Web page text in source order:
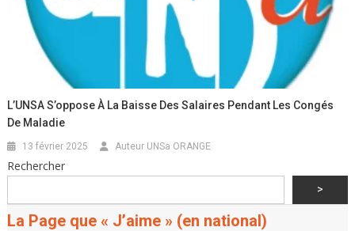
L’UNSA S’oppose À La Baisse Des Salaires Pendant Les Congés
De Maladie
13 février 2025 Auteur UNSa ORANGE
Rechercher
>
La Page que « J’aime » (en national)